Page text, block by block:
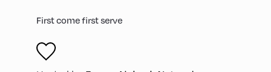
First come first serve